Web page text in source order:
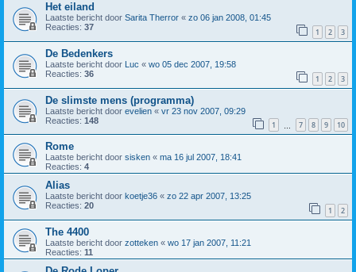
Het eiland
Laatste bericht door Sarita Therror « zo 06 jan 2008, 01:45
Reacties: 37 1 2 3
De Bedenkers
Laatste bericht door Luc « wo 05 dec 2007, 19:58
Reacties: 36 1 2 3
De slimste mens (programma)
Laatste bericht door evelien « vr 23 nov 2007, 09:29
Reacties: 148 1 7 8 9 10
Rome
Laatste bericht door sisken « ma 16 jul 2007, 18:41
Reacties: 4
Alias
Laatste bericht door koetje36 « zo 22 apr 2007, 13:25
Reacties: 20 1 2
The 4400
Laatste bericht door zotteken « wo 17 jan 2007, 11:21
Reacties: 11